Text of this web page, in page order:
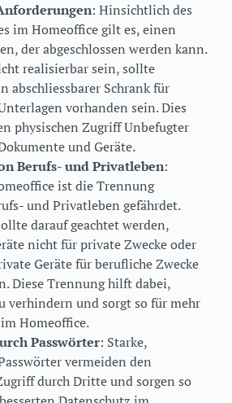
: Hinsichtlich des
im Homeoffice gilt es, einen
der abgeschlossen werden kann.
realisierbar sein, sollte
abschliessbarer Schrank für
vorhanden sein. Dies
physischen Zugriff Unbefugter
und Geräte.
Berufs- und Privatleben:
ist die Trennung
und Privatleben gefährdet.
darauf geachtet werden,
nicht für private Zwecke oder
Geräte für berufliche Zwecke
Diese Trennung hilft dabei,
verhindern und sorgt so für mehr
Homeoffice.
Passwörter: Starke,
vermeiden den
durch Dritte und sorgen so